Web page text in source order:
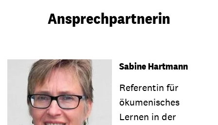
Ansprechpartnerin
Sabine Hartmann
Referentin für
ökumenisches
Lernen in der